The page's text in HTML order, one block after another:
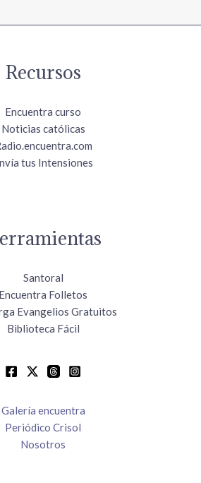
Recursos
Encuentra curso
Noticias católicas
tus Intensiones
Santoral
Encuentra Folletos
Evangelios Gratuitos
Biblioteca Fácil
Galería encuentra
Periódico Crisol
Nosotros